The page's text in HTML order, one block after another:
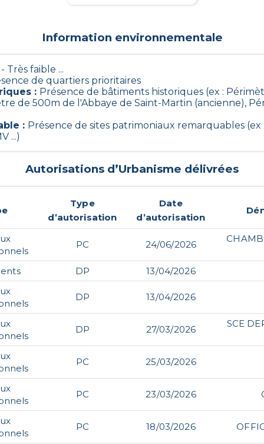
Information environnementale
- Très faible ...
de quartiers prioritaires
: Présence de bâtiments historiques (ex :
de 500m de l'Abbaye de Saint-Martin (ancienne),
: Présence de sites patrimoniaux remarquables (ex
...)
Autorisations d’Urbanisme délivrées
Type
d’autorisation
Date
d’autorisation
PC 24/06/2026
DP
13/04/2026
DP 13/04/2026
DP 27/03/2026
SCE
PC 25/03/2026
PC 23/03/2026
PC 18/03/2026